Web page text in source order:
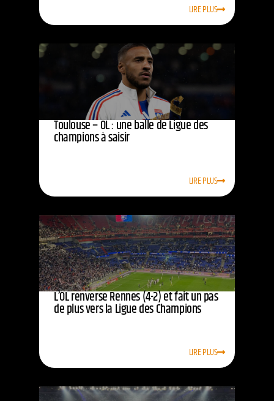
LIRE PLUS
Toulouse – OL : une balle de Ligue des
champions à saisir
LIRE PLUS
L’OL renverse Rennes (4-2) et fait un pas
de plus vers la Ligue des Champions
LIRE PLUS